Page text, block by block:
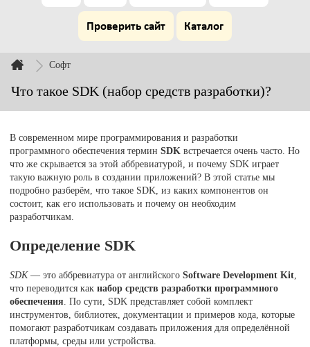
Проверить сайт Каталог
Софт
Что такое SDK (набор средств разработки)?
В современном мире программирования и разработки
программного обеспечения терминSDK встречается очень часто. Но
что же скрывается за этой аббревиатурой, и почему SDK играет
такую важную роль в создании приложений? В этой статье мы
подробно разберём, что такое SDK, из каких компонентов он
состоит, как его использовать и почему он необходим
разработчикам.
Определение SDK
SDK— это аббревиатура от английскогоSoftware Development Kit
что переводится какнабор средств разработки программного
обеспечения . По сути, SDK представляет собой комплект
инструментов, библиотек, документации и примеров кода, которые
помогают разработчикам создавать приложения для определённой
платформы, среды или устройства.